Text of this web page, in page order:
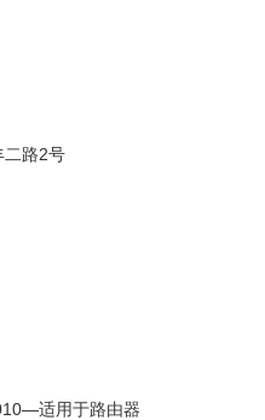
二路2号
适用于路由器